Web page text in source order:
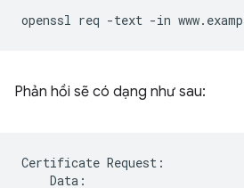
openssl req -text -in
Phản hồi sẽ có dạng như sau:
Certificate